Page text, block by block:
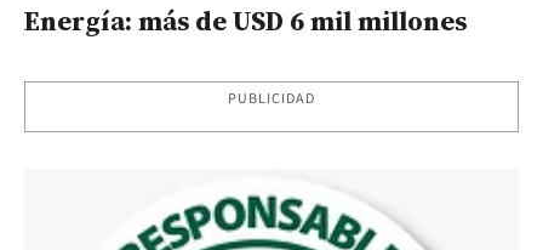
Energía: más de USD 6 mil millones
PUBLICIDAD